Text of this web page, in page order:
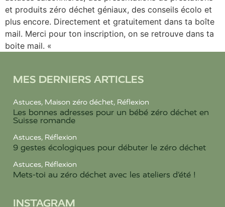
et produits zéro déchet géniaux, des conseils écolo et
plus encore. Directement et gratuitement dans ta boîte
mail. Merci pour ton inscription, on se retrouve dans ta
boite mail. «
MES DERNIERS ARTICLES
Astuces, Maison zéro déchet, Réflexion
Les bonnes adresses pour un bébé zéro déchet en
Suisse romande
Astuces, Réflexion
9 gestes écologiques pour débuter le zéro déchet
Astuces, Réflexion
Mets-toi au zéro déchet avec les ateliers d’été !
INSTAGRAM